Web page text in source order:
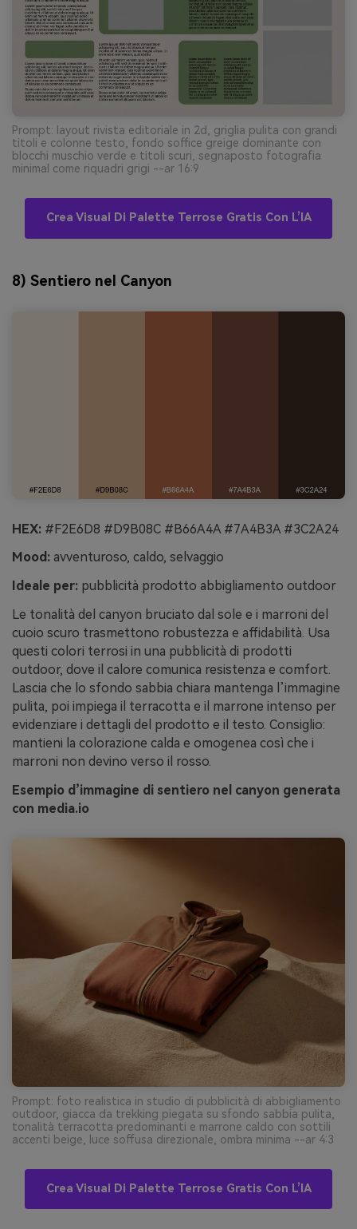
Prompt: layout rivista editoriale in 2d, griglia pulita con grandi
titoli e colonne testo, fondo soffice greige dominante con
blocchi muschio verde e titoli scuri, segnaposto fotografia
minimal come riquadri grigi --ar 16:9
Crea Visual Di Palette Terrose Gratis Con L’IA
8) Sentiero nel Canyon
HEX: #F2E6D8 #D9B08C #B66A4A #7A4B3A #3C2A24
Mood: avventuroso, caldo, selvaggio
Ideale per: pubblicità prodotto abbigliamento outdoor
Le tonalità del canyon bruciato dal sole e i marroni del
cuoio scuro trasmettono robustezza e affidabilità. Usa
questi colori terrosi in una pubblicità di prodotti
outdoor, dove il calore comunica resistenza e comfort.
Lascia che lo sfondo sabbia chiara mantenga l’immagine
pulita, poi impiega il terracotta e il marrone intenso per
evidenziare i dettagli del prodotto e il testo. Consiglio:
mantieni la colorazione calda e omogenea così che i
marroni non devino verso il rosso.
Esempio d’immagine di sentiero nel canyon generata
con media.io
Prompt: foto realistica in studio di pubblicità di abbigliamento
outdoor, giacca da trekking piegata su sfondo sabbia pulita,
tonalità terracotta predominanti e marrone caldo con sottili
accenti beige, luce soffusa direzionale, ombra minima --ar 4:3
Crea Visual Di Palette Terrose Gratis Con L’IA